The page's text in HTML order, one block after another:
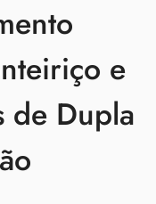
e
de Dupla